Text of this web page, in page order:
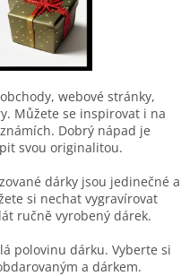
webové stránky,
Můžete se inspirovat i na
Dobrý nápad je
svou originalitou.
dárky jsou jedinečné a
si nechat vygravírovat
ručně vyrobený dárek.
polovinu dárku. Vyberte si
a dárkem.